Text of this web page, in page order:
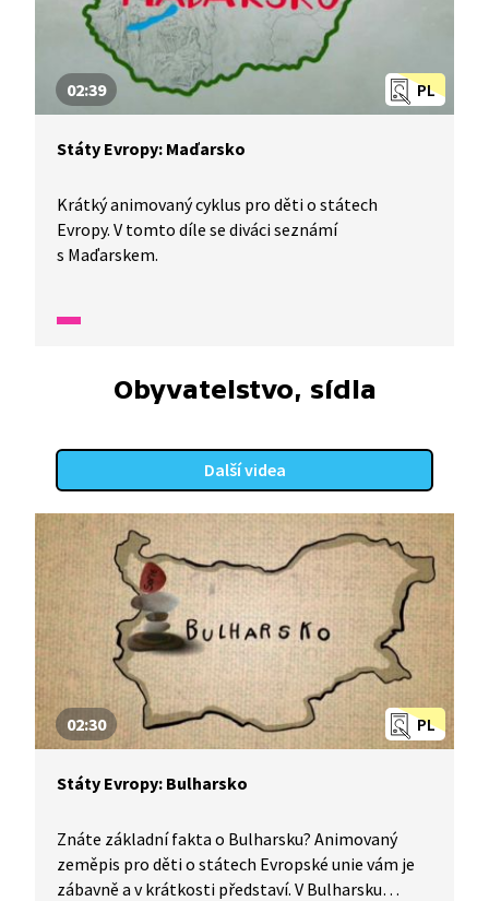
PL
02:39
Státy Evropy: Maďarsko
Krátký animovaný cyklus pro děti o státech
Evropy. V tomto díle se diváci seznámí
s Maďarskem.
Obyvatelstvo, sídla
Další videa
PL
02:30
Státy Evropy: Bulharsko
Znáte základní fakta o Bulharsku? Animovaný
zeměpis pro děti o státech Evropské unie vám je
zábavně a v krátkosti představí. V Bulharsku